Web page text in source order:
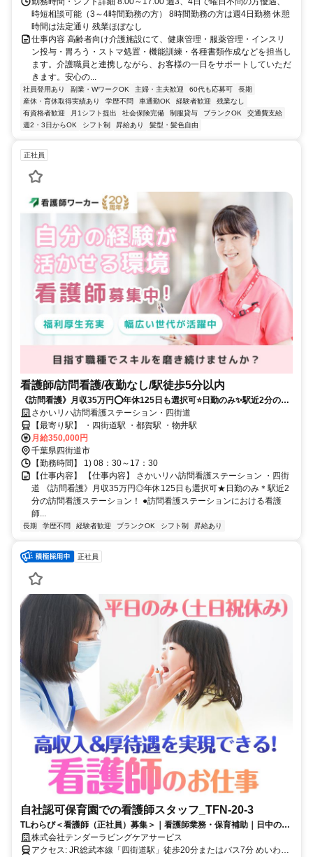
時短相談可能（3～4時間勤務の方） 8時間勤務の方は週4日勤務 休憩
時間は法定通り 残業ほぼなし
仕事内容 高齢者向け介護施設にて、健康管理・服薬管理・インスリ
ン投与・胃ろう・ストマ処置・機能訓練・各種書類作成などを担当し
ます。介護職員と連携しながら、お客様の一日をサポートしていただ
きます。安心の...
社員登用あり 副業・WワークOK 主婦・主夫歓迎 60代も応募可
長期
産休・育休取得実績あり
学歴不問 車通勤OK 経験者歓迎
残業なし
有資格者歓迎
月1シフト提出 社会保険完備 制服貸与 ブランクOK
交通費支給
週2・3日からOK
シフト制 昇給あり 髪型・髪色自由
正社員
看護師/訪問看護/夜勤なし/駅徒歩5分以内
《訪問看護》月収35万円⭕年休125日も選択可⭐日勤のみ✨駅近2分の訪
問看護ステーション❗️
さかいリハ訪問看護ステーション・四街道
【最寄り駅】 ・四街道駅 ・都賀駅 ・物井駅
月給350,000円
千葉県四街道市
【勤務時間】 1) 08：30～17：30
【仕事内容】 【仕事内容】 さかいリハ訪問看護ステーション ・四街
道 《訪問看護》月収35万円◎年休125日も選択可★日勤のみ＊駅近2
分の訪問看護ステーション！ ●訪問看護ステーションにおける看護
師...
長期 学歴不問 経験者歓迎 ブランクOK シフト制 昇給あり
正社員
自社認可保育園での看護師スタッフ_TFN-20-3
TLわらび＜看護師（正社員）募集＞｜看護師業務・保育補助｜日中の勤
務のみ｜
株式会社テンダーラビングケアサービス
アクセス: JR総武本線「四街道駅」徒歩20分またはバス7分 めいわ線